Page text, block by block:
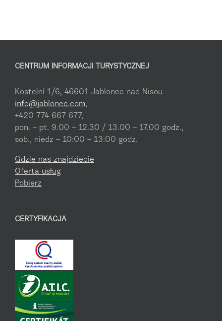
CENTRUM INFORMACJI TURYSTYCZNEJ
Kostelní 1/6, 46601 Jablonec nad Nisou
info@jablonec.com,
+420 774 667 677,
pon. – pt. 9.00 – 12.30 / 13.00 – 17.00 godz.,
sob., niedz – 10:00 – 13:00 godz.
Gdzie nas znajdziecie
Oferta usług
Pobierz
CERTYFIKACJA